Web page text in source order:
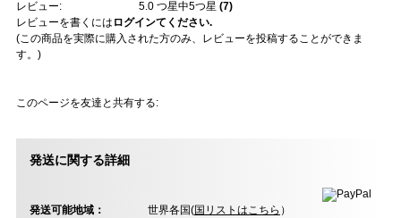
レビュー: 5.0つ星中5つ星 (7)
レビューを書くには ログインてください.
(この商品を実際に購入された方のみ、レビューを投稿することができま
す。)
このページを友達と共有する:
発送に関する詳細
発送可能地域： 世界各国(国リストはこちら ）